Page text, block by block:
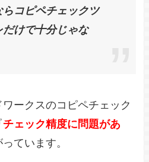
らコピペチェックツ
だけで十分じゃな
ークスのコピペチェック
チェック精度に問題があ
ています。